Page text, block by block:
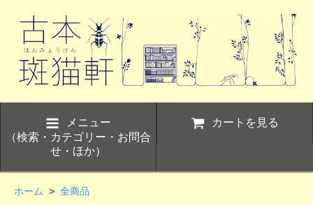
メニュー
（検索・カテゴリー・お問合
せ・ほか）
カートを見る
ホーム > 全商品